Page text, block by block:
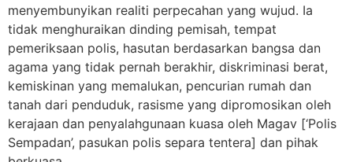
menyembunyikan realiti perpecahan yang wujud. Ia
tidak menghuraikan dinding pemisah, tempat
pemeriksaan polis, hasutan berdasarkan bangsa dan
agama yang tidak pernah berakhir, diskriminasi berat,
kemiskinan yang memalukan, pencurian rumah dan
tanah dari penduduk, rasisme yang dipromosikan oleh
kerajaan dan penyalahgunaan kuasa oleh Magav [‘Polis
Sempadan’, pasukan polis separa tentera] dan pihak